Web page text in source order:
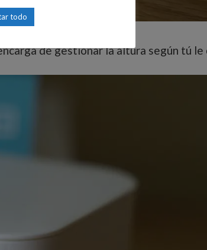
de gestionar la altura según tú le
todo